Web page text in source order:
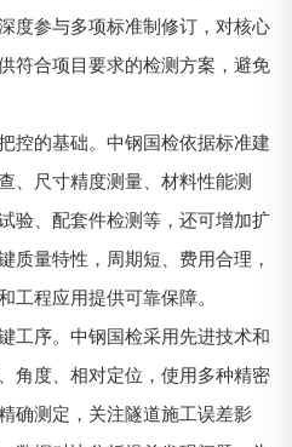
度参与多项标准制修订，对核心
符合项目要求的检测方案，避免
控的基础。中钢国检依据标准建
、尺寸精度测量、材料性能测
验、配套件检测等，还可增加扩
质量特性，周期短、费用合理，
工程应用提供可靠保障。
工序。中钢国检采用先进技术和
角度、相对定位，使用多种精密
确测定，关注隧道施工误差影